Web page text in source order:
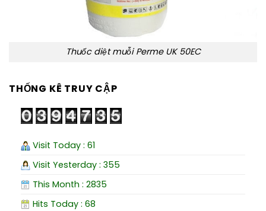
Thuốc diệt muỗi Perme UK 50EC
THỐNG KÊ TRUY CẬP
Visit Today : 61
Visit Yesterday : 355
This Month : 2835
Hits Today : 68